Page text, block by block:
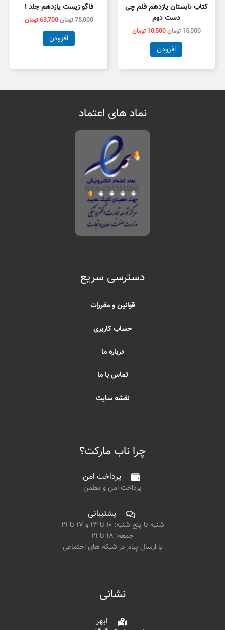
کتاب تابستان یازدهم قلم چی
دست دوم
15,000تومان10,500 تومان
افزودن
فاگو زیست یازدهم جلد ۱
75,000تومان63,700تومان
افزودن
نماد های اعتماد
دسترسی سریع
قوانین و مقررات
حساب کاربری
درباره ما
تماس با ما
نقشه سایت
چرا ناب مارکت؟
پرداخت امن
پرداخت امن و مطمن
پشتیبانی
شنبه تا پنج شنبه: ۱۰ تا ۱۳ و ۱۷ تا ۲۱
جمعه: ۱۸ تا ۲۱
یا ارسال پیام در شبکه های اجتماعی
نشانی
ابهر